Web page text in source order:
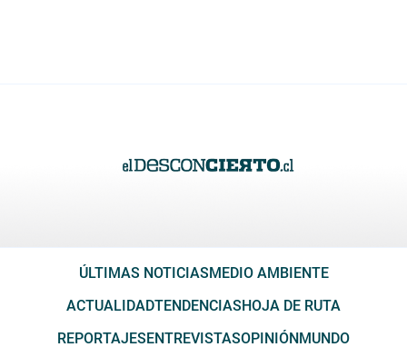
ÚLTIMAS NOTICIASMEDIO AMBIENTE
ACTUALIDADTENDENCIASHOJA DE RUTA
REPORTAJESENTREVISTASOPINIÓNMUNDO